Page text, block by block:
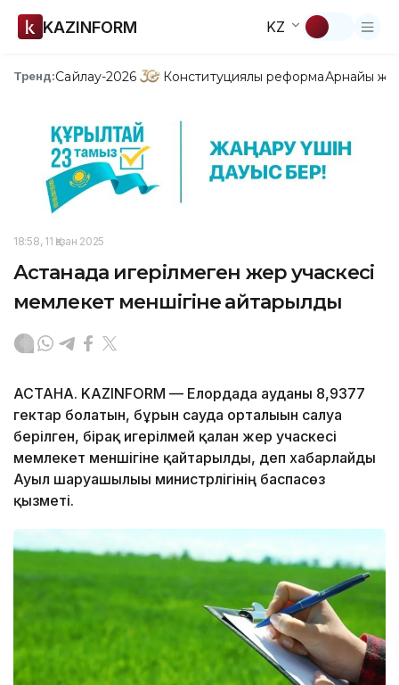
KAZINFORM KZ
Тренд:Сайлау-2026 Конституциялық реформаАрнайы
18:58, 11 Қазан 2025
Астанада игерілмеген жер учаскесі
мемлекет меншігіне қайтарылды
АСТАНА. KAZINFORM — Елордада ауданы 8,9377
гектар болатын, бұрын сауда орталығын салуға
берілген, бірақ игерілмей қалған жер учаскесі
мемлекет меншігіне қайтарылды, деп хабарлайды
Ауыл шаруашылығы министрлігінің баспасөз
қызметі.